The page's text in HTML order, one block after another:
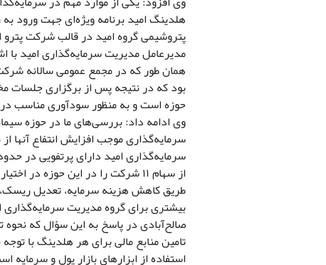
هلدینگ امید برنامه ویژه‌ای جهت ورود
پتروشیمی گروه امید در قالب شرکت پترو
مدیرعامل مدیریت سرمایه‌گذاری امید
همان طور که در مجمع عمومی سالانه
بود که در نتیجه پس از برگزاری جلسات
حوزه است و به منظور سودآوری مناسب
وی ادامه داد: بررسی‌های ما در حوزه
سرمایه‌گذاری موجب افزایش انتفاع
از سهام ۱۱ شرکت را در این حوزه
طریق کاهش هزینه سرمایه، تعدیل ریسک،
بیشتری برای گروه مدیریت سرمایه‌گذاری
صالح‌آبادی در پاسخ به این سؤال که نحوه
تامین منابع مالی برای هر هلدینگ با
استفاده از ابزارهای بازار پول و